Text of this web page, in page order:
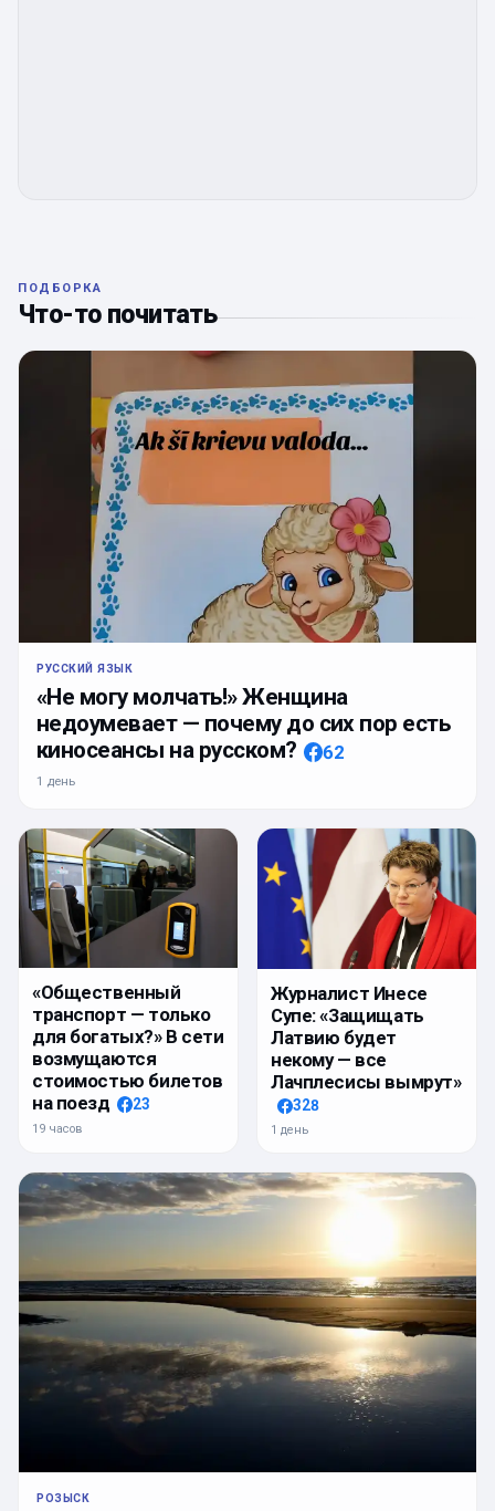
ПОДБОРКА
Что-то почитать
РУССКИЙ ЯЗЫК
«Не могу молчать!» Женщина
недоумевает — почему до сих пор есть
киносеансы на русском?
62
1 день
«Общественный
транспорт — только
для богатых?» В сети
возмущаются
стоимостью билетов
на поезд
23
19 часов
Журналист Инесе
Супе: «Защищать
Латвию будет
некому — все
Лачплесисы вымрут»
328
1 день
РОЗЫСК